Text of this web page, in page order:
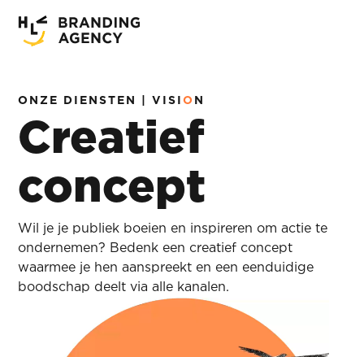
ONZE DIENSTEN | VISIO N
Creatief
concept
Wil je je publiek boeien en inspireren om actie te
ondernemen? Bedenk een creatief concept
waarmee je hen aanspreekt en een eenduidige
boodschap deelt via alle kanalen.